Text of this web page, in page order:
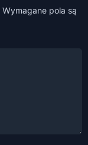
Wymagane pola są